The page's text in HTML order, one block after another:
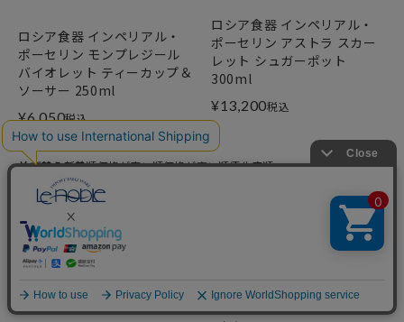
ロシア食器 インペリアル・
ポーセリン モンプレジール
バイオレット ティーカップ＆
ソーサー 250ml
¥6,050税込
ロシア食器 インペリアル・
ポーセリン アストラ スカー
レット シュガーポット
300ml
¥13,200税込
並び替え新着順価格が安い順価格が高い順優先度順
- 60件表示
6